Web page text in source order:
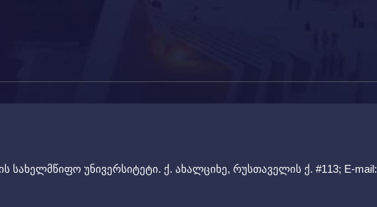
სახელმწიფო უნივერსიტეტი. ქ. ახალციხე, რუსთაველის ქ. #113; E-mail: